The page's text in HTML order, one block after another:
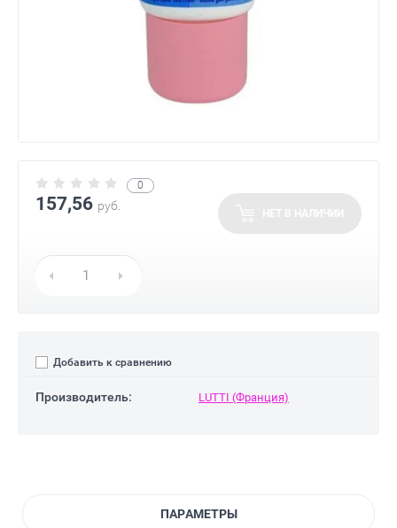
0
157,56 руб.
Добавить к сравнению
Производитель: LUTTI (Франция)
ПАРАМЕТРЫ